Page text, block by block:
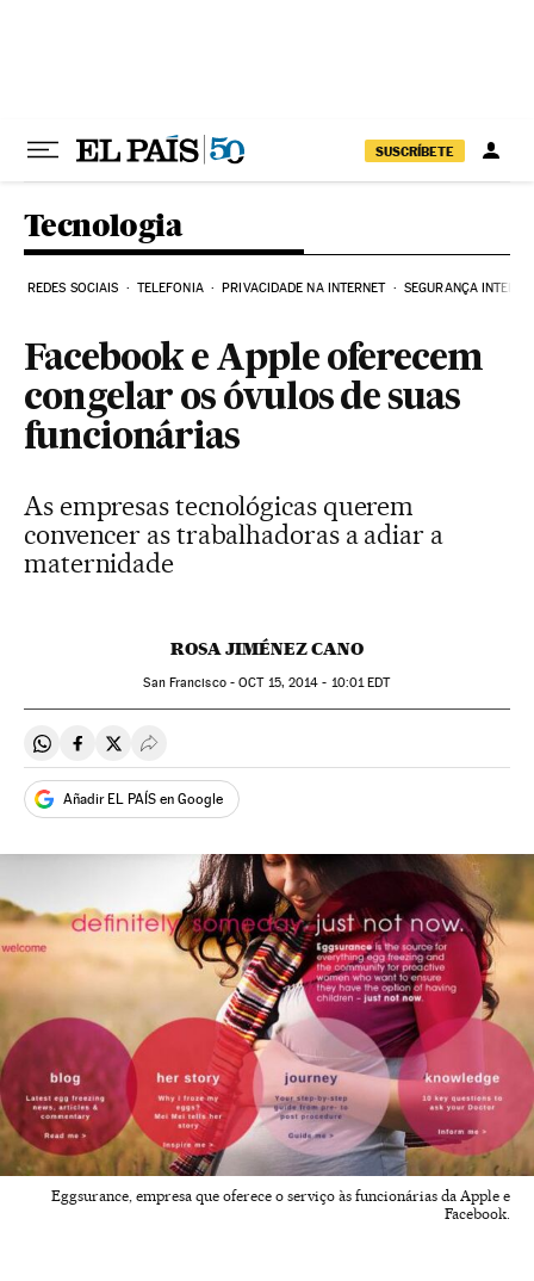
SUSCRÍBETE
Tecnologia
REDES SOCIAIS TELEFONIA PRIVACIDADE NA INTERNET SEGURANÇA
Facebook e Apple oferecem
congelar os óvulos de suas
funcionárias
As empresas tecnológicas querem
convencer as trabalhadoras a adiar a
maternidade
ROSA JIMÉNEZ CANO
San Francisco -OCT15, 2014 - 10:01EDT
Compartir en Whatsapp
Compartir en Facebook
Compartir en Twitter
Desplegar Redes Sociales
Añadir EL PAÍS en Google
Eggsurance, empresa que oferece o serviço às funcionárias da Apple e
Facebook.